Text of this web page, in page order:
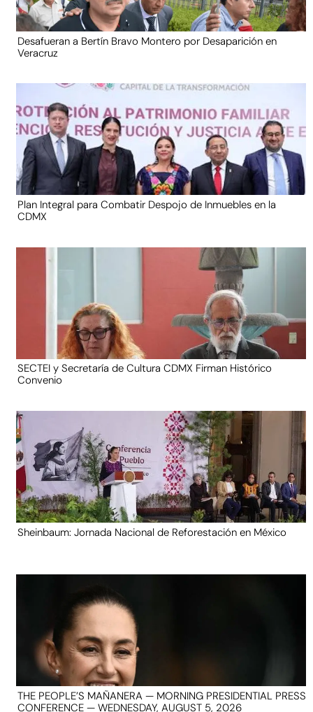
Desafueran a Bertín Bravo Montero por Desaparición en
Veracruz
Plan Integral para Combatir Despojo de Inmuebles en la
CDMX
SECTEI y Secretaría de Cultura CDMX Firman Histórico
Convenio
Sheinbaum: Jornada Nacional de Reforestación en México
THE PEOPLE’S MAÑANERA — MORNING PRESIDENTIAL PRESS
CONFERENCE — WEDNESDAY, AUGUST 5, 2026